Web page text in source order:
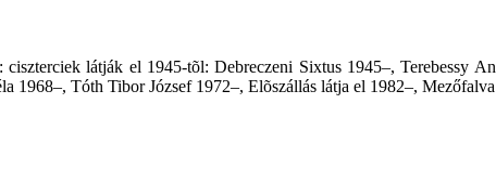
ciszterciek látják el 1945-tõl: Debreczeni Sixtus 1945–, Terebessy
1968–, Tóth Tibor József 1972–, Elõszállás látja el 1982–,